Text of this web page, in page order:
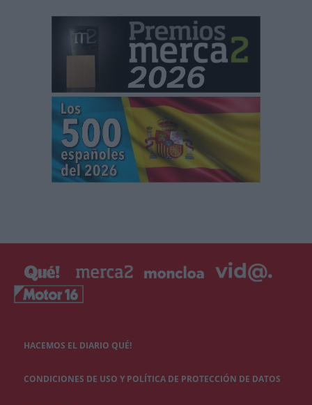
HACEMOS EL DIARIO QUÉ!
CONDICIONES DE USO Y POLÍTICA DE PROTECCIÓN DE DATOS